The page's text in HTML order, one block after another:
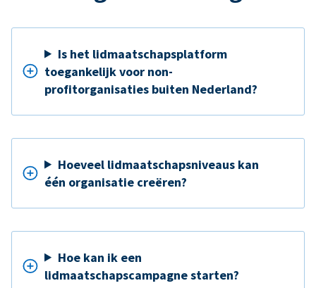
Is het lidmaatschapsplatform
toegankelijk voor non-
profitorganisaties buiten Nederland?
Hoeveel lidmaatschapsniveaus kan
één organisatie creëren?
Hoe kan ik een
lidmaatschapscampagne starten?